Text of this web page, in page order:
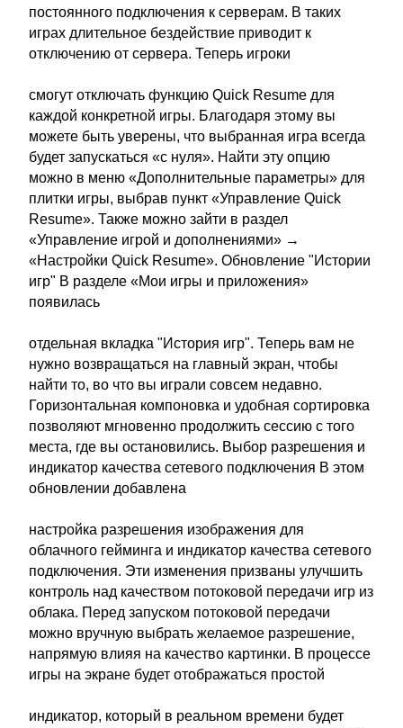
постоянного подключения к серверам. В таких
играх длительное бездействие приводит к
отключению от сервера. Теперь игроки
смогут отключать функцию Quick Resume для
каждой конкретной игры. Благодаря этому вы
можете быть уверены, что выбранная игра всегда
будет запускаться «с нуля». Найти эту опцию
можно в меню «Дополнительные параметры» для
плитки игры, выбрав пункт «Управление Quick
Resume». Также можно зайти в раздел
«Управление игрой и дополнениями» →
«Настройки Quick Resume». Обновление "Истории
игр" В разделе «Мои игры и приложения»
появилась
отдельная вкладка "История игр". Теперь вам не
нужно возвращаться на главный экран, чтобы
найти то, во что вы играли совсем недавно.
Горизонтальная компоновка и удобная сортировка
позволяют мгновенно продолжить сессию с того
места, где вы остановились. Выбор разрешения и
индикатор качества сетевого подключения В этом
обновлении добавлена
настройка разрешения изображения для
облачного гейминга и индикатор качества сетевого
подключения. Эти изменения призваны улучшить
контроль над качеством потоковой передачи игр из
облака. Перед запуском потоковой передачи
можно вручную выбрать желаемое разрешение,
напрямую влияя на качество картинки. В процессе
игры на экране будет отображаться простой
индикатор, который в реальном времени будет